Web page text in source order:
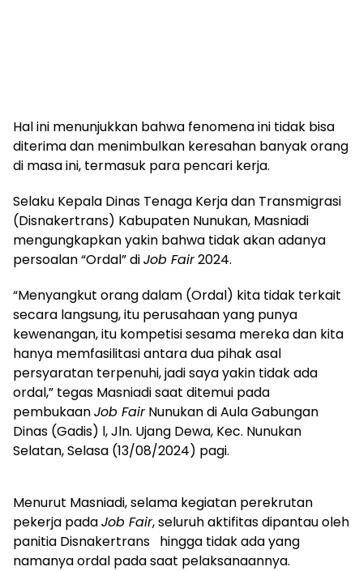
Hal ini menunjukkan bahwa fenomena ini tidak bisa
diterima dan menimbulkan keresahan banyak orang
di masa ini, termasuk para pencari kerja.
Selaku Kepala Dinas Tenaga Kerja dan Transmigrasi
(Disnakertrans) Kabupaten Nunukan, Masniadi
mengungkapkan yakin bahwa tidak akan adanya
persoalan “Ordal” diJob Fair2024.
“Menyangkut orang dalam (Ordal) kita tidak terkait
secara langsung, itu perusahaan yang punya
kewenangan, itu kompetisi sesama mereka dan kita
hanya memfasilitasi antara dua pihak asal
persyaratan terpenuhi, jadi saya yakin tidak ada
ordal,” tegas Masniadi saat ditemui pada
pembukaanJob FairNunukan di Aula Gabungan
Dinas (Gadis) l, Jln. Ujang Dewa, Kec. Nunukan
Selatan, Selasa (13/08/2024) pagi.
Menurut Masniadi, selama kegiatan perekrutan
pekerja padaJob Fair, seluruh aktifitas dipantau oleh
panitia Disnakertrans hingga tidak ada yang
namanya ordal pada saat pelaksanaannya.